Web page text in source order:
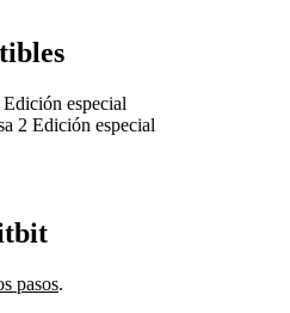
especial
2 Edición especial
pasos.